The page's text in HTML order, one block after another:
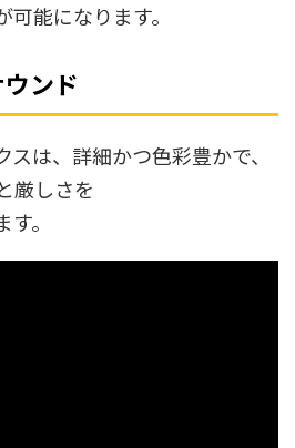
能になります。
ンド
は、詳細かつ色彩豊かで、
厳しさを
。